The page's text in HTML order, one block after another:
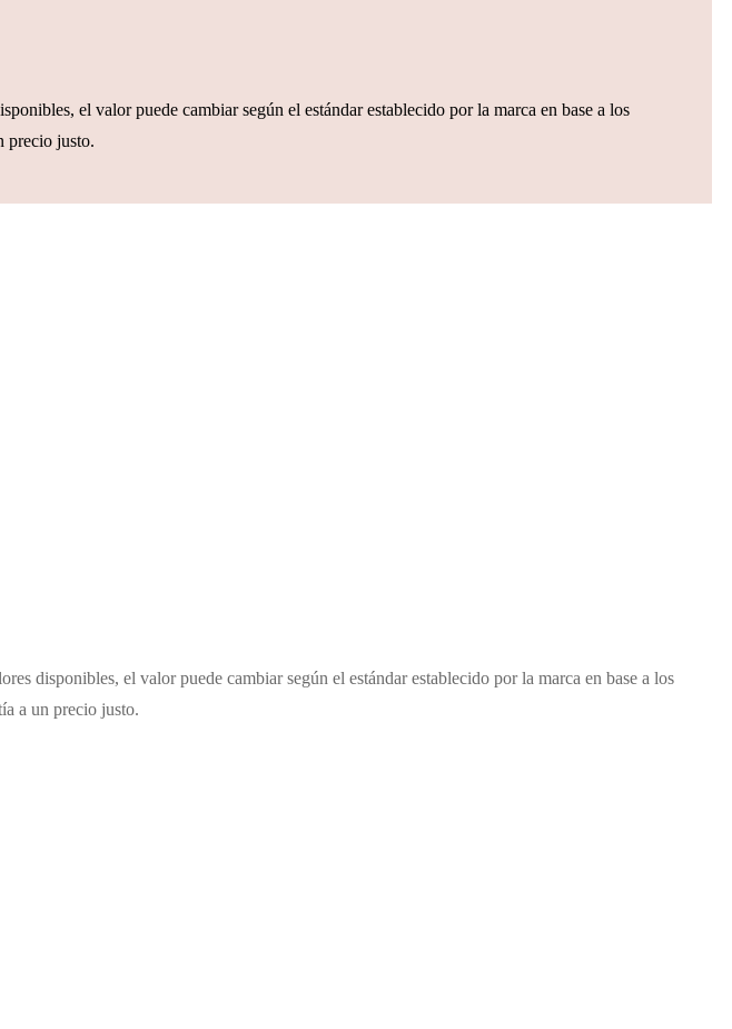
el valor puede cambiar según el estándar establecido por la marca en base a los
precio justo.
disponibles, el valor puede cambiar según el estándar establecido por la marca en base a los
a un precio justo.